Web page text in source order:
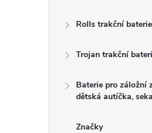
Rolls trakční baterie
Trojan trakční
Baterie pro záložní
dětská autíčka,
Značky